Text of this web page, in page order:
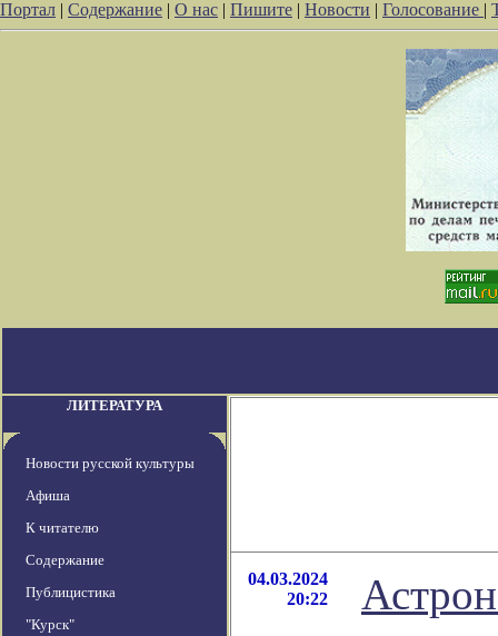
Портал | Содержание | О нас | Пишите | Новости | Голосование |
ЛИТЕРАТУРА
Новости русской культуры
Афиша
К читателю
Содержание
Публицистика
"Курск"
04.03.2024
20:22